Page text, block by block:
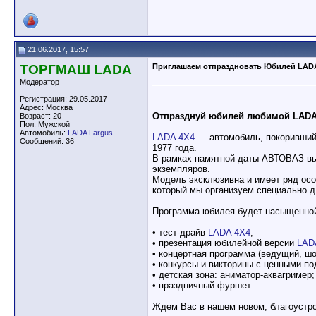
21.06.2017, 15:57
ТОРГМАШ LADA
Модератор
Регистрация: 29.05.2017
Адрес: Москва
Возраст: 20
Пол: Мужской
Автомобиль: LADA Largus
Сообщений: 36
Приглашаем отпраздновать Юбилей
Отпразднуй юбилей любимой
LADA 4X4 — автомобиль,
1977 года.
В рамках памятной даты АВТОВАЗ
экземпляров.
Модель эксклюзивна и имеет ряд
который мы организуем специально
Программа юбилея будет
• тест-драйв LADA 4X4;
• презентация юбилейной версии
• концертная программа (ведущий,
• конкурсы и викторины с ценными
• детская зона: аниматор-аквагример;
• праздничный фуршет.
Ждем Вас в нашем новом,